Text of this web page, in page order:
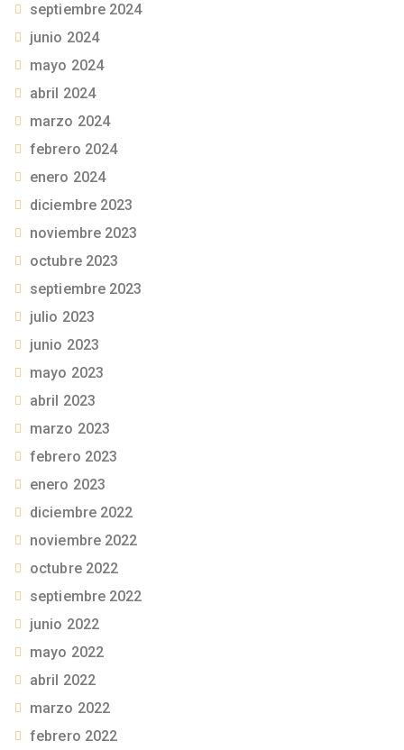
septiembre 2024
junio 2024
mayo 2024
abril 2024
marzo 2024
febrero 2024
enero 2024
diciembre 2023
noviembre 2023
octubre 2023
septiembre 2023
julio 2023
junio 2023
mayo 2023
abril 2023
marzo 2023
febrero 2023
enero 2023
diciembre 2022
noviembre 2022
octubre 2022
septiembre 2022
junio 2022
mayo 2022
abril 2022
marzo 2022
febrero 2022